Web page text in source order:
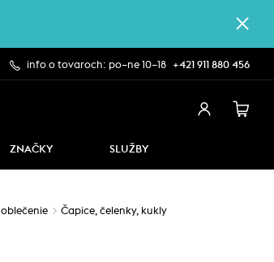
info o tovaroch: po–ne 10–18 +421 911 880 456
ZNAČKY SLUŽBY
oblečenie Čapice, čelenky, kukly